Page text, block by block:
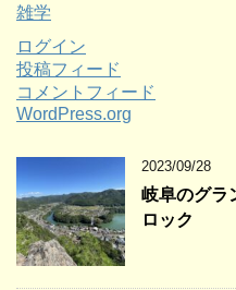
雑学
ログイン
投稿フィード
コメントフィード
WordPress.org
2023/09/28
岐阜のグラ
ロック